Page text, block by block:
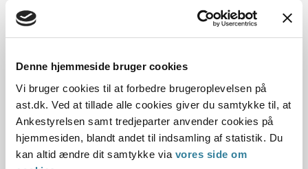
Denne hjemmeside bruger cookies
Vi bruger cookies til at forbedre brugeroplevelsen på
ast.dk. Ved at tillade alle cookies giver du samtykke til, at
Ankestyrelsen samt tredjeparter anvender cookies på
hjemmesiden, blandt andet til indsamling af statistik. Du
kan altid ændre dit samtykke via vores side om
af, om et forbrugsgode er sædvanligt indbo, vægt på
eksempelvis udbredelse, pris, udvalg, udviklingen i
og samfundsudviklingen i det hele taget. På den baggrund
er det således vores praksis, at fx faconhovedpuder,
digitalkameraer, smartphones, tablets og andre lignende
elektroniske apparater, samt vaskemaskiner,
opvaskemaskiner, tørretumblere, mikrobølgeovne,
robotstøvsugere og almindelige køkkenmaskiner i dag
betragtes som sædvanligt indbo i ethvert hjem, der måtte